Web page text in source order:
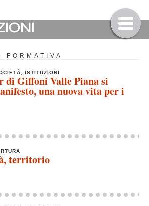
FORMATIVA
ISTITUZIONI
di Giffoni Valle Piana si
una nuova vita per i
territorio